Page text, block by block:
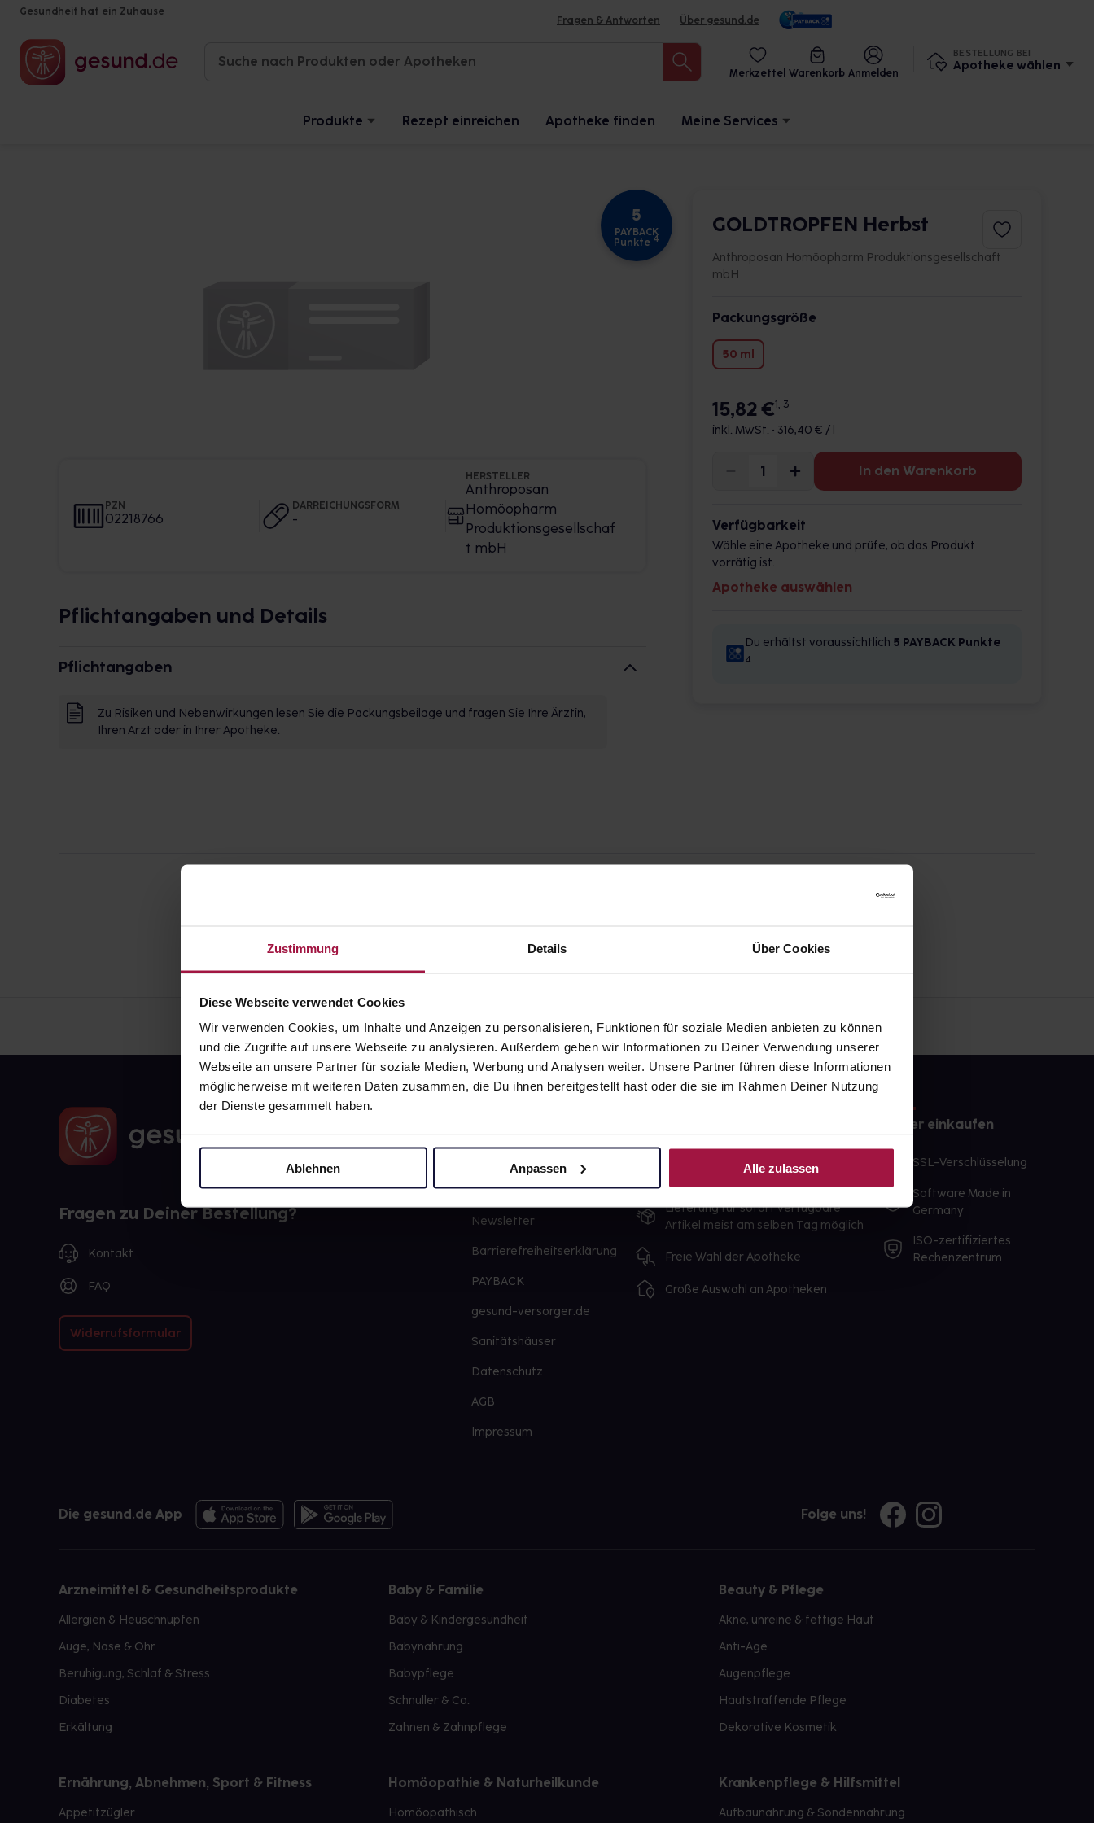
Zustimmung Details Über Cookies
Diese Webseite verwendet Cookies
Wir verwenden Cookies, um Inhalte und Anzeigen zu personalisieren, Funktionen für soziale Medien anbieten zu können
und die Zugriffe auf unsere Webseite zu analysieren. Außerdem geben wir Informationen zu Deiner Verwendung unserer
Webseite an unsere Partner für soziale Medien, Werbung und Analysen weiter. Unsere Partner führen diese Informationen
möglicherweise mit weiteren Daten zusammen, die Du ihnen bereitgestellt hast oder die sie im Rahmen Deiner Nutzung
der Dienste gesammelt haben.
Ablehnen Anpassen Alle zulassen
Gesundheit hat ein Zuhause
Fragen & Antworten Über gesund.de
Merkzettel Warenkorb Anmelden
BESTELLUNG BEI
Apotheke wählen
Produkte Rezept einreichen Apotheke finden Meine Services
5
PAYBACK
Punkte 4
PZN
02218766
DARREICHUNGSFORM
-
HERSTELLER
Anthroposan
Homöopharm
Produktionsgesellschaf
t mbH
Pflichtangaben und Details
Pflichtangaben
Zu Risiken und Nebenwirkungen lesen Sie die Packungsbeilage und fragen Sie Ihre Ärztin,
Ihren Arzt oder in Ihrer Apotheke.
GOLDTROPFEN Herbst
Anthroposan Homöopharm Produktionsgesellschaft
mbH
Packungsgröße
50 ml
15,82 €1, 3
inkl. MwSt. • 316,40 € / l
In den Warenkorb
Verfügbarkeit
Wähle eine Apotheke und prüfe, ob das Produkt
vorrätig ist.
Apotheke auswählen
Du erhältst voraussichtlich 5 PAYBACK Punkte
4
Fragen zu Deiner Bestellung?
Kontakt
FAQ
Widerrufsformular
Über uns
Karriere
Newsletter
Barrierefreiheitserklärung
PAYBACK
gesund-versorger.de
Sanitätshäuser
Datenschutz
AGB
Impressum
Ausgewählte Wunschprodukte
Lieferung für sofort verfügbare
Artikel meist am selben Tag möglich
Freie Wahl der Apotheke
Große Auswahl an Apotheken
Sicher einkaufen
SSL-Verschlüsselung
Software Made in
Germany
ISO-zertifiziertes
Rechenzentrum
Die gesund.de App Folge uns!
Arzneimittel & Gesundheitsprodukte
Allergien & Heuschnupfen
Auge, Nase & Ohr
Beruhigung, Schlaf & Stress
Diabetes
Erkältung
Baby & Familie
Baby & Kindergesundheit
Babynahrung
Babypflege
Schnuller & Co.
Zahnen & Zahnpflege
Beauty & Pflege
Akne, unreine & fettige Haut
Anti-Age
Augenpflege
Hautstraffende Pflege
Dekorative Kosmetik
Ernährung, Abnehmen, Sport & Fitness
Appetitzügler
Homöopathie & Naturheilkunde
Homöopathisch
Krankenpflege & Hilfsmittel
Aufbaunahrung & Sondennahrung